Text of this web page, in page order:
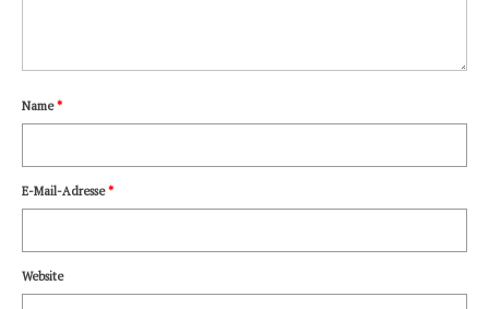
Name*
E-Mail-Adresse*
Website